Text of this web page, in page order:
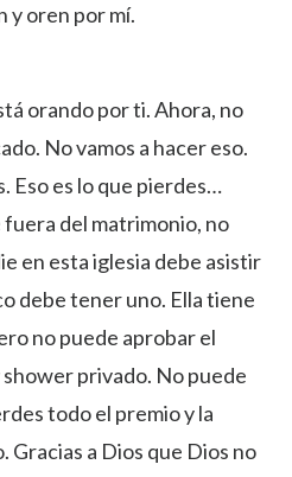
y oren por mí.
orando por ti. Ahora, no
No vamos a hacer eso.
Eso es lo que pierdes…
del matrimonio, no
en esta iglesia debe asistir
debe tener uno. Ella tiene
no puede aprobar el
privado. No puede
todo el premio y la
Gracias a Dios que Dios no